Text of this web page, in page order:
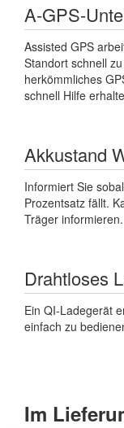
A-GPS-
Assisted GPS
Standort schnell
herkömmliches
schnell Hilfe
Akkustand
Informiert Sie
Prozentsatz fällt.
Träger informieren.
Drahtloses
Ein QI-Ladegerät
einfach zu
Im